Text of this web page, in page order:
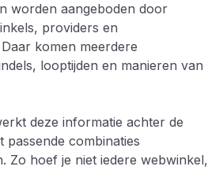
worden aangeboden door
providers en
komen meerdere
looptijden en manieren van
deze informatie achter de
combinaties
Zo hoef je niet iedere webwinkel,